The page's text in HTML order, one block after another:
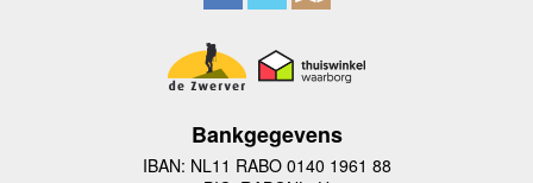
Bankgegevens
IBAN: NL11 RABO 0140 1961 88